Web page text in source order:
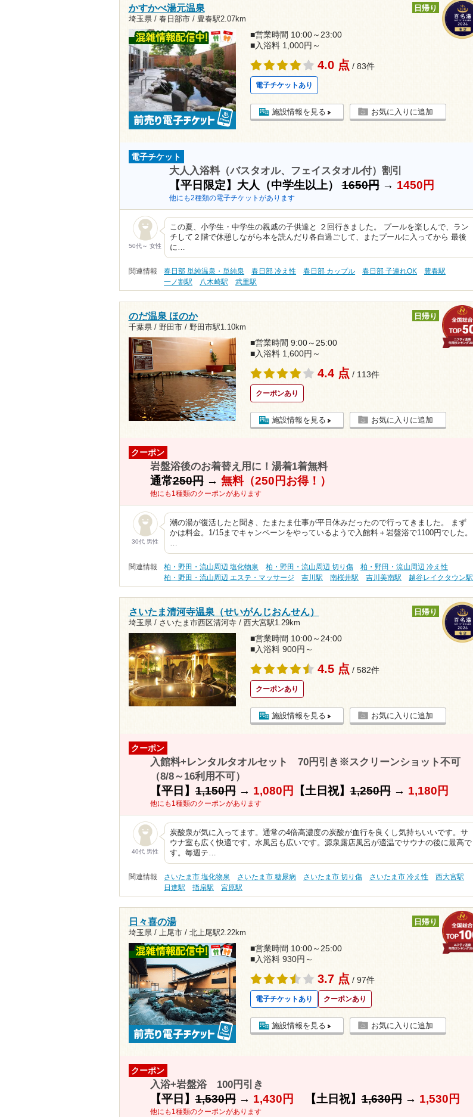
かすかべ湯元温泉
埼玉県 / 春日部市 / 豊春駅2.07km
日帰り
■営業時間 10:00～23:00
■入浴料 1,000円～
4.0 点 / 83件
電子チケットあり
施設情報を見る お気に入りに追加
電子チケット
大人入浴料（バスタオル、フェイスタオル付）割引
【平日限定】大人（中学生以上）1650円→ 1450円
他にも2種類の電子チケットがあります
50代～ 女性
この夏、小学生・中学生の親戚の子供達と ２回行きました。 プールを楽しんで、ラン
チして２階で休憩しながら本を読んだり各自過ごして、またプールに入ってから 最後
に…
関連情報 春日部 単純温泉・単純泉 春日部 冷え性 春日部 カップル 春日部 子連れOK
豊春駅
一ノ割駅
八木崎駅 武里駅
のだ温泉 ほのか
千葉県 / 野田市 / 野田市駅1.10km
日帰り
■営業時間 9:00～25:00
■入浴料 1,600円～
4.4 点 / 113件
クーポンあり
施設情報を見る お気に入りに追加
クーポン
岩盤浴後のお着替え用に！湯着1着無料
通常250円→ 無料（250円お得！）
他にも1種類のクーポンがあります
30代 男性
潮の湯が復活したと聞き、たまたま仕事が平日休みだったので行ってきました。 まず
かは料金。1/15までキャンペーンをやっているようで入館料＋岩盤浴で1100円でした。
…
関連情報 柏・野田・流山周辺 塩化物泉 柏・野田・流山周辺 切り傷
柏・野田・流山周辺 冷え性
柏・野田・流山周辺 エステ・マッサージ
吉川駅 南桜井駅 吉川美南駅 越谷レイクタウン駅
さいたま清河寺温泉（せいがんじおんせん）
埼玉県 / さいたま市西区清河寺 / 西大宮駅1.29km
日帰り
■営業時間 10:00～24:00
■入浴料 900円～
4.5 点 / 582件
クーポンあり
施設情報を見る お気に入りに追加
クーポン
入館料+レンタルタオルセット 70円引き※スクリーンショット不可
（8/8～16利用不可）
【平日】1,150円→ 1,080円 【土日祝】1,250円→ 1,180円
他にも1種類のクーポンがあります
40代 男性
炭酸泉が気に入ってます。通常の4倍高濃度の炭酸が血行を良くし気持ちいいです。サ
ウナ室も広く快適です。水風呂も広いです。源泉露店風呂が適温でサウナの後に最高で
す。毎週テ…
関連情報 さいたま市 塩化物泉 さいたま市 糖尿病 さいたま市 切り傷 さいたま市 冷え性
西大宮駅
日進駅
指扇駅 宮原駅
日々喜の湯
埼玉県 / 上尾市 / 北上尾駅2.22km
日帰り
■営業時間 10:00～25:00
■入浴料 930円～
3.7 点 / 97件
電子チケットあり クーポンあり
施設情報を見る お気に入りに追加
クーポン
入浴+岩盤浴 100円引き
【平日】1,530円→ 1,430円 【土日祝】1,630円→ 1,530円
他にも1種類のクーポンがあります